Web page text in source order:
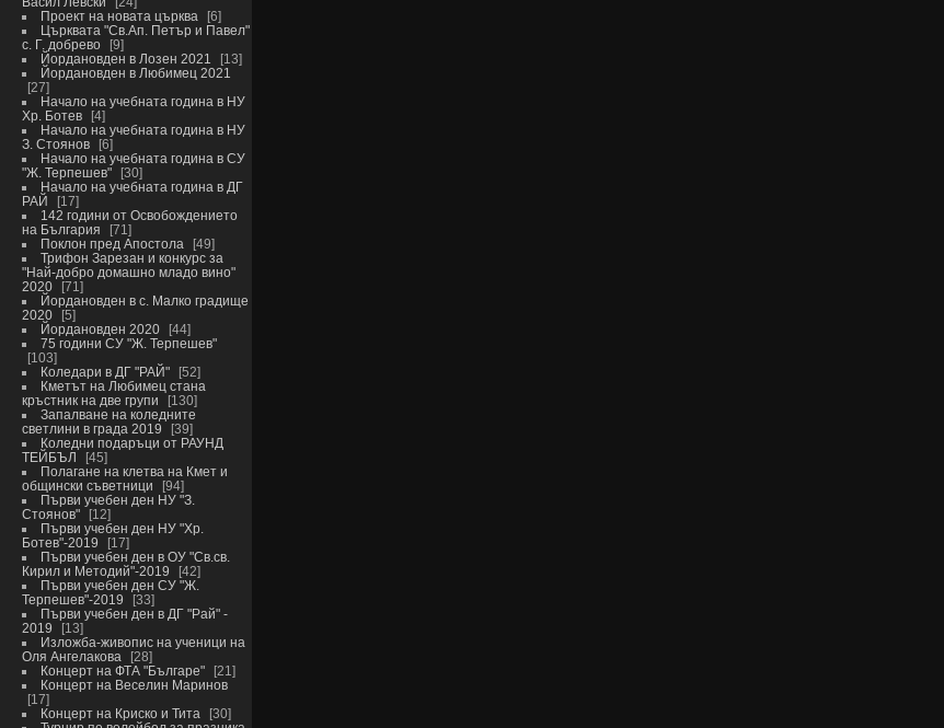
Проект на новата църква
6
Църквата "Св.Ап. Петър и Павел"
с. Г. добрево
9
Йордановден в Лозен 2021
13
Йордановден в Любимец 2021
27
Начало на учебната година в НУ
Хр. Ботев
4
Начало на учебната година в НУ
З. Стоянов
6
Начало на учебната година в СУ
"Ж. Терпешев"
30
Начало на учебната година в ДГ
РАЙ
17
142 години от Освобождението
на България
71
Поклон пред Апостола
49
Трифон Зарезан и конкурс за
"Най-добро домашно младо вино"
2020
71
Йордановден в с. Малко градище
2020
5
Йордановден 2020
44
75 години СУ "Ж. Терпешев"
103
Коледари в ДГ "РАЙ"
52
Кметът на Любимец стана
кръстник на две групи
130
Запалване на коледните
светлини в града 2019
39
Коледни подаръци от РАУНД
ТЕЙБЪЛ
45
Полагане на клетва на Кмет и
общински съветници
94
Първи учебен ден НУ "З.
Стоянов"
12
Първи учебен ден НУ "Хр.
Ботев"-2019
17
Първи учебен ден в ОУ "Св.св.
Кирил и Методий"-2019
42
Първи учебен ден СУ "Ж.
Терпешев"-2019
33
Първи учебен ден в ДГ "Рай" -
2019
13
Изложба-живопис на ученици на
Оля Ангелакова
28
Концерт на ФТА "Българе"
21
Концерт на Веселин Маринов
17
Концерт на Криско и Тита
30